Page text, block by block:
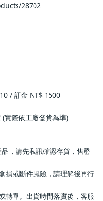
28702
/ 訂金 NT$ 1500
實際依工廠發貨為準)
，請先私訊確認存貨，售罄
損或斷件風險，請理解後再行
轉單。出貨時間落實後，客服